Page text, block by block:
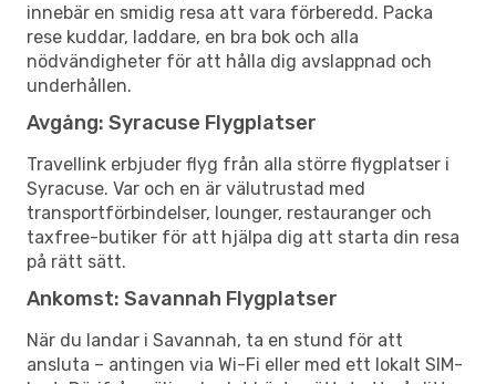
innebär en smidig resa att vara förberedd. Packa
rese kuddar, laddare, en bra bok och alla
nödvändigheter för att hålla dig avslappnad och
underhållen.
Avgång: Syracuse Flygplatser
Travellink erbjuder flyg från alla större flygplatser i
Syracuse. Var och en är välutrustad med
transportförbindelser, lounger, restauranger och
taxfree-butiker för att hjälpa dig att starta din resa
på rätt sätt.
Ankomst: Savannah Flygplatser
När du landar i Savannah, ta en stund för att
ansluta – antingen via Wi-Fi eller med ett lokalt SIM-